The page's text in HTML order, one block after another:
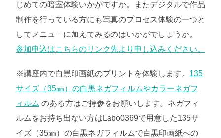
じめての暗室体験いかがですか。またデジタルで作品
制作を行っている方にも写真のプロセス体験の一つと
してメニューに加えてみるのはいかがでしょうか。
参加申込はこちらのリンク先より申し込みください。
※講座内で白黒印画紙のプリントを体験します。 135
サイズ（35㎜）の白黒ネガフィルムやカラーネガフ
ィルム のある方はご持参をお願いします。ネガフィ
ルムをお持ち出ない方はLabo0369で用意した135サ
イズ（35㎜）の白黒ネガフィルムで白黒印画紙への